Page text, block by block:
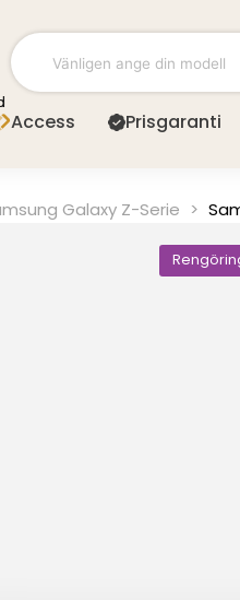
Access Prisgaranti
Galaxy Z-Serie >